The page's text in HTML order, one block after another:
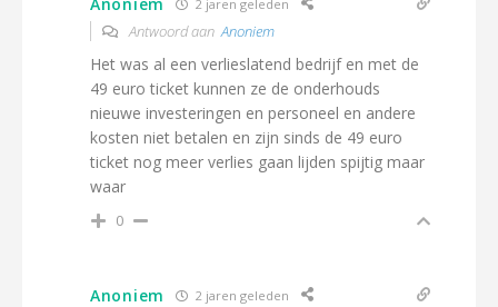
2 jaren geleden
Antwoord aanAnoniem
Het was al een verlieslatend bedrijf en met de
49 euro ticket kunnen ze de onderhouds
nieuwe investeringen en personeel en andere
kosten niet betalen en zijn sinds de 49 euro
ticket nog meer verlies gaan lijden spijtig maar
waar
0
Anoniem 2 jaren geleden